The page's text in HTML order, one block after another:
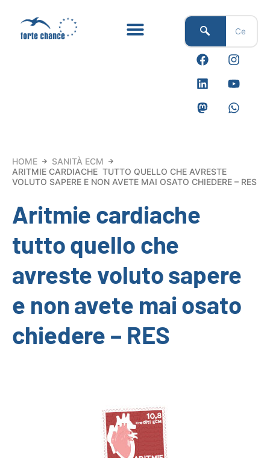
contenuto
F
a
c
e
b
o
I
n
s
t
a
g
L
i
n
k
e
d
Y
o
u
t
u
b
M
a
s
t
o
d
W
h
a
t
s
a
HOME
SANITÀ ECM
ARITMIE CARDIACHE  TUTTO QUELLO CHE AVRESTE
VOLUTO SAPERE E NON AVETE MAI OSATO CHIEDERE – RES
Aritmie cardiache 
tutto quello che
avreste voluto sapere
e non avete mai osato
chiedere – RES